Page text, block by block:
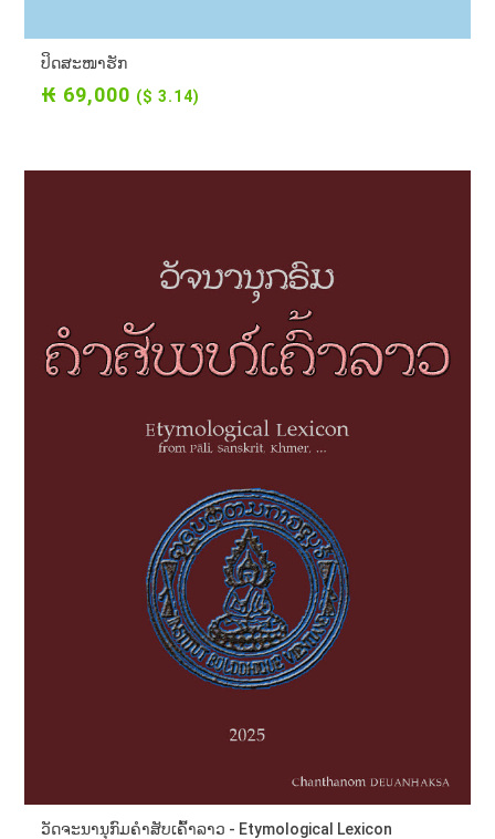
ປິດສະໜາຮັກ
₭ 69,000 ($ 3.14)
ວັດຈະນານຸກົມຄຳສັບເຄົ້າລາວ - Etymological Lexicon